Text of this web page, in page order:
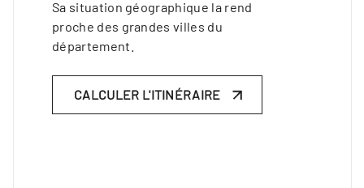
Sa situation géographique la rend
proche des grandes villes du
département.
CALCULER L'ITINÉRAIRE